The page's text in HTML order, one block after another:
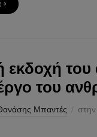
εκδοχή
του
Μπαντές στην